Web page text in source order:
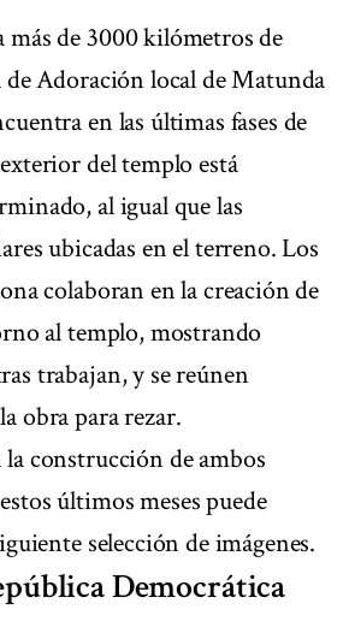
de 3000 kilómetros de
de Adoración local de Matunda
en las últimas fases de
del templo está
al igual que las
ubicadas en el terreno. Los
colaboran en la creación de
al templo, mostrando
trabajan, y se reúnen
obra para rezar.
construcción de ambos
últimos meses puede
selección de imágenes.
Democrática